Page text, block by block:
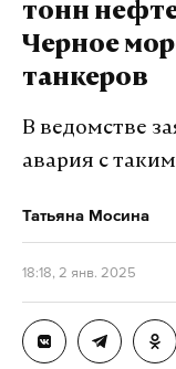
тонн
Черное
танкеров
В ведомстве
авария с
Татьяна Мосина
18:18, 2 янв. 2025